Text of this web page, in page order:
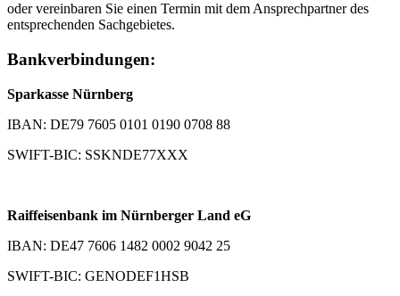
oder vereinbaren Sie einen Termin mit dem Ansprechpartner des
entsprechenden Sachgebietes.
Bankverbindungen:
Sparkasse Nürnberg
IBAN: DE79 7605 0101 0190 0708 88
SWIFT-BIC: SSKNDE77XXX
Raiffeisenbank im Nürnberger Land eG
IBAN: DE47 7606 1482 0002 9042 25
SWIFT-BIC: GENODEF1HSB